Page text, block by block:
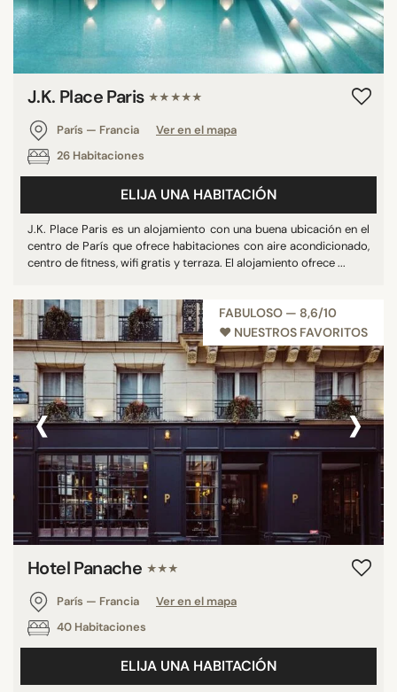
J.K. Place Paris ★★★★★
París — Francia
Ver en el mapa
26 Habitaciones
ELIJA UNA HABITACIÓN
J.K. Place Paris es un alojamiento con una buena ubicación en el
centro de París que ofrece habitaciones con aire acondicionado,
centro de fitness, wifi gratis y terraza. El alojamiento ofrece ...
FABULOSO — 8,6/10
♥︎ NUESTROS FAVORITOS
‹ ›
Hotel Panache ★★★
París — Francia
Ver en el mapa
40 Habitaciones
ELIJA UNA HABITACIÓN